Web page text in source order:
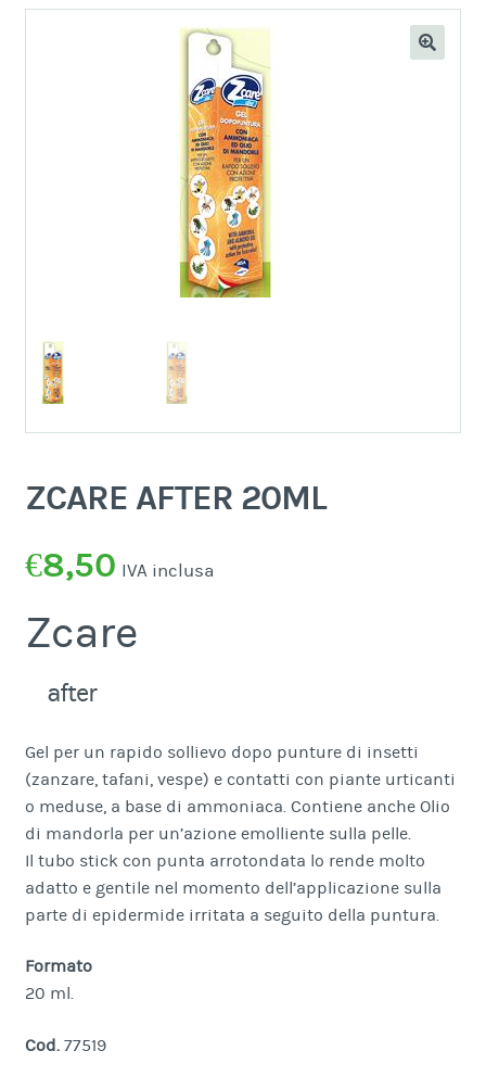
ZCARE AFTER 20ML
€8,50 IVA inclusa
Zcare
after
Gel per un rapido sollievo dopo punture di insetti
(zanzare, tafani, vespe) e contatti con piante urticanti
o meduse, a base di ammoniaca. Contiene anche Olio
di mandorla per un’azione emolliente sulla pelle.
Il tubo stick con punta arrotondata lo rende molto
adatto e gentile nel momento dell’applicazione sulla
parte di epidermide irritata a seguito della puntura.
Formato
20 ml.
Cod.77519